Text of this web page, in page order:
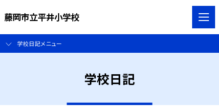
藤岡市立平井小学校
学校日記メニュー
学校日記